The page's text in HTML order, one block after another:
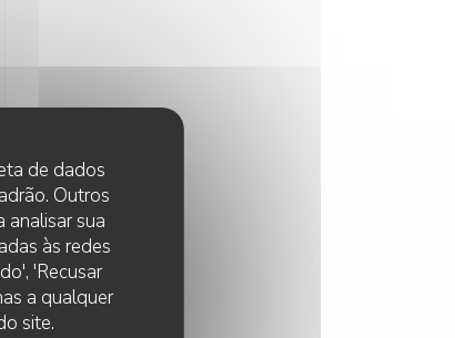
de dados
Outros
analisar sua
às redes
'Recusar
a qualquer
site.